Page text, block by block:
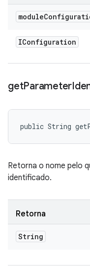
module
IConfiguration
getParameter
public String
Retorna o nome pelo
identificado.
Retorna
String